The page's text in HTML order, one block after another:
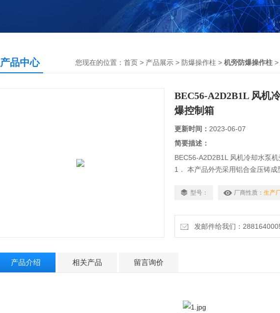
产品中心 您现在的位置： 首页 > 产品展示 > 防爆操作柱 > 机旁防爆操作柱 >
BEC56-A2D2B1L 风机
爆控制箱
更新时间： 2023-06-07
简要描述：
BEC56-A2D2B1L 风机冷却水泵
1． 本产品外壳采用铝合金压铸
2．本产品为复合型防爆结构，开
3．采用模块化设计，各种回路可
型号： 厂商性质： 生产
发邮件给我们：
产品介绍 相关产品 留言询价